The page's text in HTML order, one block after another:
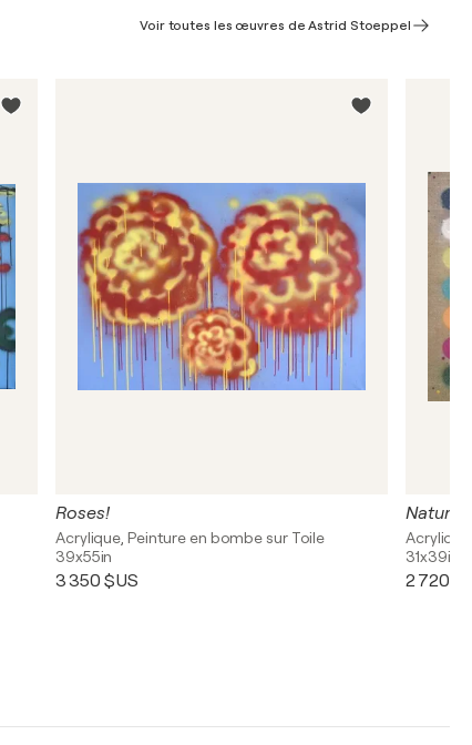
Voir toutes les œuvres de Astrid Stoeppel
Roses!
Acrylique, Peinture en bombe sur Toile
39x55in
3 350 $US
Nature
31x39in
2 720